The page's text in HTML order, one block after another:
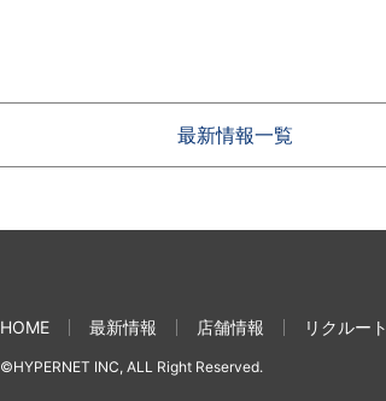
最新情報一覧
HOME 最新情報 店舗情報 リクルート
©HYPERNET INC, ALL Right Reserved.